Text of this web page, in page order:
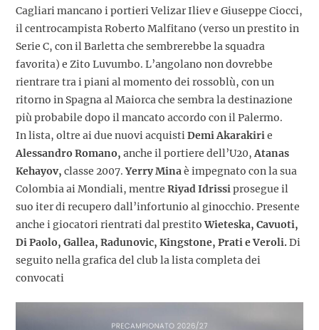
Cagliari mancano i portieri Velizar Iliev e Giuseppe Ciocci,
il centrocampista Roberto Malfitano (verso un prestito in
Serie C, con il Barletta che sembrerebbe la squadra
favorita) e Zito Luvumbo. L’angolano non dovrebbe
rientrare tra i piani al momento dei rossoblù, con un
ritorno in Spagna al Maiorca che sembra la destinazione
più probabile dopo il mancato accordo con il Palermo.
In lista, oltre ai due nuovi acquistiDemi Akarakirie
Alessandro Romano, anche il portiere dell’U20,Atanas
Kehayov, classe 2007.Yerry Minaè impegnato con la sua
Colombia ai Mondiali, mentre Riyad Idrissiprosegue il
suo iter di recupero dall’infortunio al ginocchio. Presente
anche i giocatori rientrati dal prestitoWieteska, Cavuoti,
Di Paolo, Gallea, Radunovic, Kingstone, Prati e Veroli.Di
seguito nella grafica del club la lista completa dei
convocati